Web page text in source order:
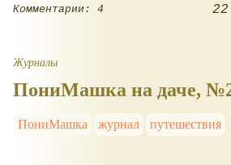
Комментарии: 4
Журналы
ПониМашка на даче,
ПониМашка журнал путешествия